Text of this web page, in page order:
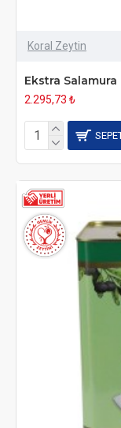
Koral Zeytin
Ekstra
2.295,73 ₺